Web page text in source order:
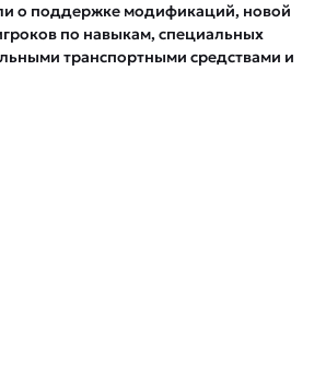
о поддержке модификаций, новой
по навыкам, специальных
транспортными средствами и